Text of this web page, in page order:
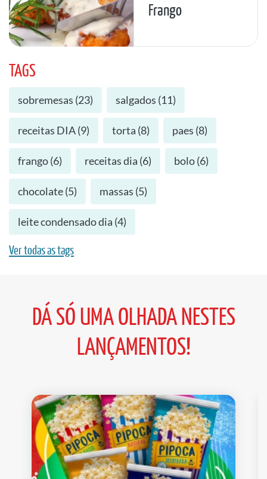
Frango
TAGS
sobremesas (23) salgados (11)
receitas DIA(9) torta (8) paes (8)
frango(6) receitas dia (6) bolo(6)
chocolate(5) massas (5)
leite condensado dia (4)
Ver todas as tags
DÁ SÓ UMA OLHADA NESTES
LANÇAMENTOS!